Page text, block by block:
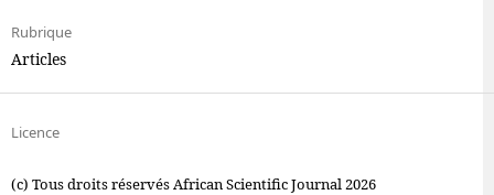
Rubrique
Articles
Licence
(c) Tous droits réservés African Scientific Journal 2026